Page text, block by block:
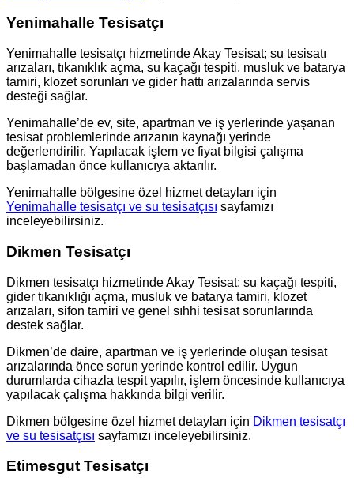
Yenimahalle Tesisatçı
Yenimahalle tesisatçı hizmetinde Akay Tesisat; su tesisatı
arızaları, tıkanıklık açma, su kaçağı tespiti, musluk ve batarya
tamiri, klozet sorunları ve gider hattı arızalarında servis
desteği sağlar.
Yenimahalle’de ev, site, apartman ve iş yerlerinde yaşanan
tesisat problemlerinde arızanın kaynağı yerinde
değerlendirilir. Yapılacak işlem ve fiyat bilgisi çalışma
başlamadan önce kullanıcıya aktarılır.
Yenimahalle bölgesine özel hizmet detayları için
Yenimahalle tesisatçı ve su tesisatçısı sayfamızı
inceleyebilirsiniz.
Dikmen Tesisatçı
Dikmen tesisatçı hizmetinde Akay Tesisat; su kaçağı tespiti,
gider tıkanıklığı açma, musluk ve batarya tamiri, klozet
arızaları, sifon tamiri ve genel sıhhi tesisat sorunlarında
destek sağlar.
Dikmen’de daire, apartman ve iş yerlerinde oluşan tesisat
arızalarında önce sorun yerinde kontrol edilir. Uygun
durumlarda cihazla tespit yapılır, işlem öncesinde kullanıcıya
yapılacak çalışma hakkında bilgi verilir.
Dikmen bölgesine özel hizmet detayları için Dikmen tesisatçı
ve su tesisatçısı sayfamızı inceleyebilirsiniz.
Etimesgut Tesisatçı